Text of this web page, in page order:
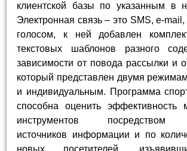
клиентской базы по указанным в
Электронная связь – это SMS, e-
голосом, к ней добавлен
текстовых шаблонов разного
зависимости от повода рассылки и
который представлен двумя
и индивидуальным. Программа
способна оценить эффективность
инструментов посредством
источников информации и по